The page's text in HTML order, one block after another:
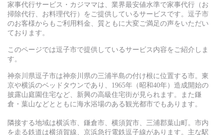
家事代行サービス・カジママは、業界最安値水準で家事代行（お
掃除代行、お料理代行）をご提供しているサービスです。逗子市
のお客様からもご利用料金、質ともに大変ご満足の声をいただい
ております。
このページでは逗子市で提供しているサービス内容をご紹介しま
す。
神奈川県逗子市は神奈川県の三浦半島の付け根に位置する市。東
京や横浜のベッドタウンであり、1965年（昭和40年）造成開始の
披露山庭園住宅など、新興の高級住宅街が見られます。また鎌
倉・葉山などとともに海水浴場のある観光都市でもあります。
隣接する地域は横浜市、鎌倉市、横須賀市、三浦郡葉山町。市内
を走る鉄道は横須賀線、京浜急行電鉄逗子線があります。主な駅